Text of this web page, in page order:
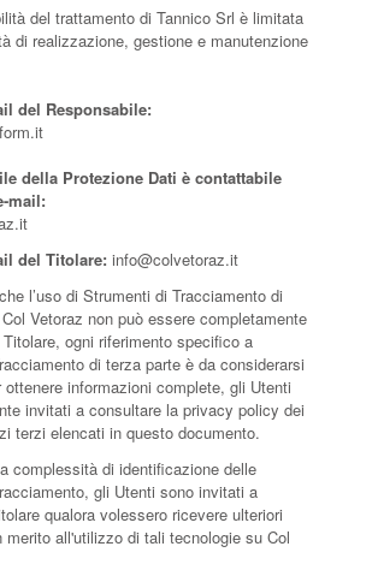
del trattamento di Tannico Srl è limitata
di realizzazione, gestione e manutenzione
del Responsabile:
della Protezione Dati è contattabile
mail:
del Titolare: info@colvetoraz.it
l’uso di Strumenti di Tracciamento di
Vetoraz non può essere completamente
ogni riferimento specifico a
di terza parte è da considerarsi
informazioni complete, gli Utenti
invitati a consultare la privacy policy dei
terzi elencati in questo documento.
complessità di identificazione delle
gli Utenti sono invitati a
qualora volessero ricevere ulteriori
merito all'utilizzo di tali tecnologie su Col